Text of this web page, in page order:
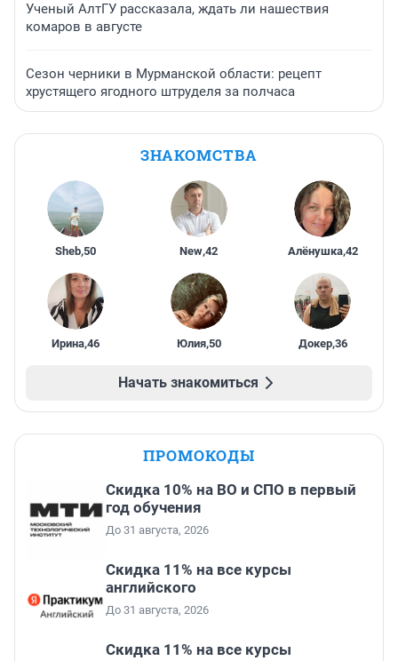
Ученый АлтГУ рассказала, ждать ли нашествия
комаров в августе
Сезон черники в Мурманской области: рецепт
хрустящего ягодного штруделя за полчаса
ЗНАКОМСТВА
Sheb,50 New,42 Алёнушка,42
Ирина,46 Юлия,50 Докер,36
Начать знакомиться
ПРОМОКОДЫ
Скидка 10% на ВО и СПО в первый
год обучения
До 31 августа, 2026
Скидка 11% на все курсы
английского
До 31 августа, 2026
Скидка 11% на все курсы